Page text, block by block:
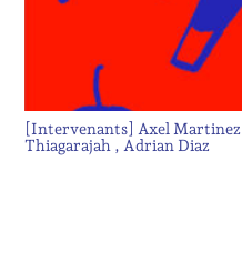
[Intervenants] Axel Martinez
Thiagarajah
Adrian Diaz